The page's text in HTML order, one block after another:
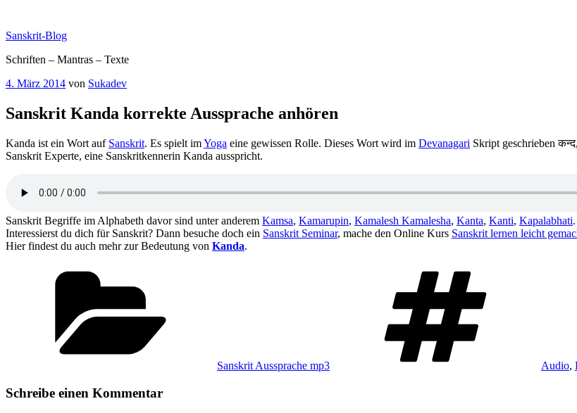
springen
Sanskrit-Blog
Schriften – Mantras – Texte
Veröffentlicht
4. März 2014 von Sukadev
Sanskrit Kanda korrekte Aussprache anhören
Kanda ist ein Wort auf Sanskrit. Es spielt imYoga eine gewissen Rolle. Dieses Wort wird im Devanagari Skript geschrieben
Sanskrit Experte, eine Sanskritkennerin Kanda ausspricht.
Sanskrit Begriffe im Alphabeth davor sind unter anderem Kamsa, Kamarupin, Kamalesh Kamalesha, Kanta, Kanti, Kapalabhati.
Interessierst du dich für Sanskrit? Dann besuche doch ein Sanskrit Seminar, mache den Online Kurs Sanskrit lernen leicht
Hier findest du auch mehr zur Bedeutung von Kanda.
Sanskrit Aussprache mp3 Audio,
Schreibe einen Kommentar